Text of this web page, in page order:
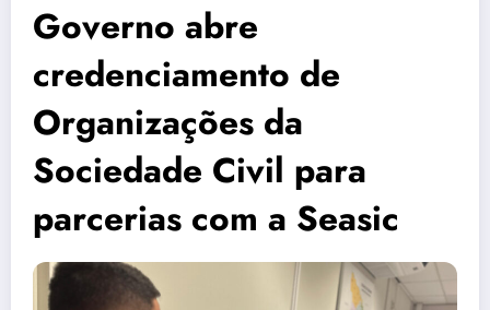
Governo abre
credenciamento de
Organizações da
Sociedade Civil para
parcerias com a Seasic